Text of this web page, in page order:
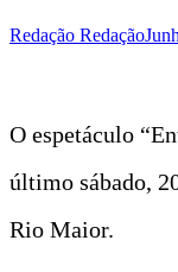
Redação Redação
O espetáculo
último sábado,
Rio Maior.